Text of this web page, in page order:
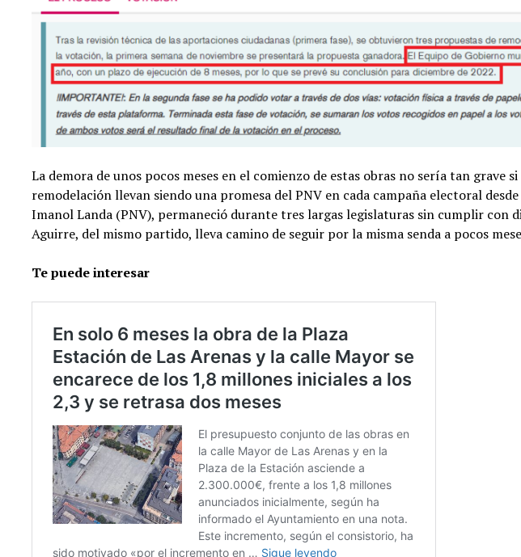
La demora de unos pocos meses en el comienzo de estas obras no sería tan grave
remodelación llevan siendo una promesa del PNV en cada campaña electoral
Imanol Landa (PNV), permaneció durante tres largas legislaturas sin cumplir con
Aguirre, del mismo partido, lleva camino de seguir por la misma senda a pocos
Te puede interesar